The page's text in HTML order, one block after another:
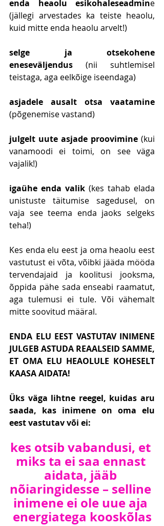
enda heaolu esikohaleseadmine
(jällegi arvestades ka teiste heaolu,
kuid mitte enda heaolu arvelt!)
selge ja otsekohene
eneseväljendus (nii suhtlemisel
teistaga, aga eelkõige iseendaga)
asjadele ausalt otsa vaatamine
(põgenemise vastand)
julgelt uute asjade proovimine (kui
vanamoodi ei toimi, on see väga
vajalik!)
igaühe enda valik (kes tahab elada
unistuste täitumise sagedusel, on
vaja see teema enda jaoks selgeks
teha!)
Kes enda elu eest ja oma heaolu eest
vastutust ei võta, võibki jääda mööda
tervendajaid ja koolitusi jooksma,
õppida pähe sada enseabi raamatut,
aga tulemusi ei tule. Või vähemalt
mitte soovitud määral.
ENDA ELU EEST VASTUTAV INIMENE
JULGEB ASTUDA REAALSEID SAMME,
ET OMA ELU HEAOLULE KOHESELT
KAASA AIDATA!
Üks väga lihtne reegel, kuidas aru
saada, kas inimene on oma elu
eest vastutav või ei:
kes otsib vabandusi, et
miks ta ei saa ennast
aidata, jääb
nõiaringidesse – selline
inimene ei ole uue aja
energiatega kooskõlas